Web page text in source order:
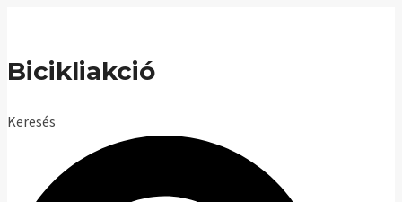
content
Bicikliakció
Keresés